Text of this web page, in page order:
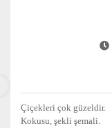
Çiçekleri çok güzeldir.
Kokusu, şekli şemali.